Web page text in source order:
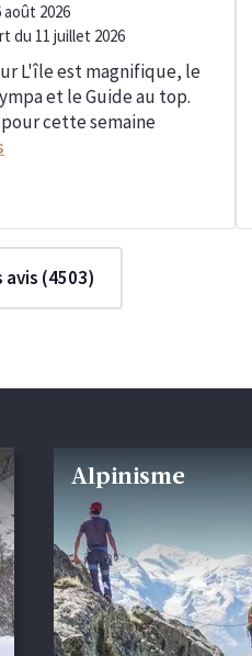
août 2026
du 11 juillet 2026
L'île est magnifique, le
et le Guide au top.
cette semaine
avis (4503)
Alpinisme